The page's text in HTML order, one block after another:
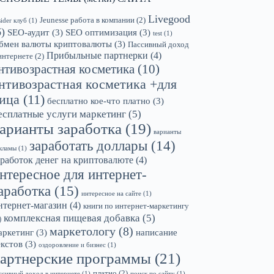
клуб (1) Jeunesse работа в компании (2) Livegood
SEO-аудит (3) SEO оптимизация (3) test (1)
валюты криптовалюты (3) Пассивный доход
(2) Прибыльные партнерки (4)
косметика (10)
косметика +для
(11) бесплатно кое-что платно (3)
услуги маркетинг (5)
заработка (19) варианты
(1) заработать доллары (14)
денег на криптовалюте (4)
для интернет-
(15) интересное на сайте (1)
магазин (4) книги по интернет-маркетингу
комплексная пищевая добавка (5)
(3) маркетологу (8) написание
(3) оздоровление и бизнес (1)
программы (21)